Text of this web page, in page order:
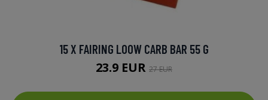
15 X FAIRING LOOW CARB BAR 55 G
23.9 EUR 27 EUR